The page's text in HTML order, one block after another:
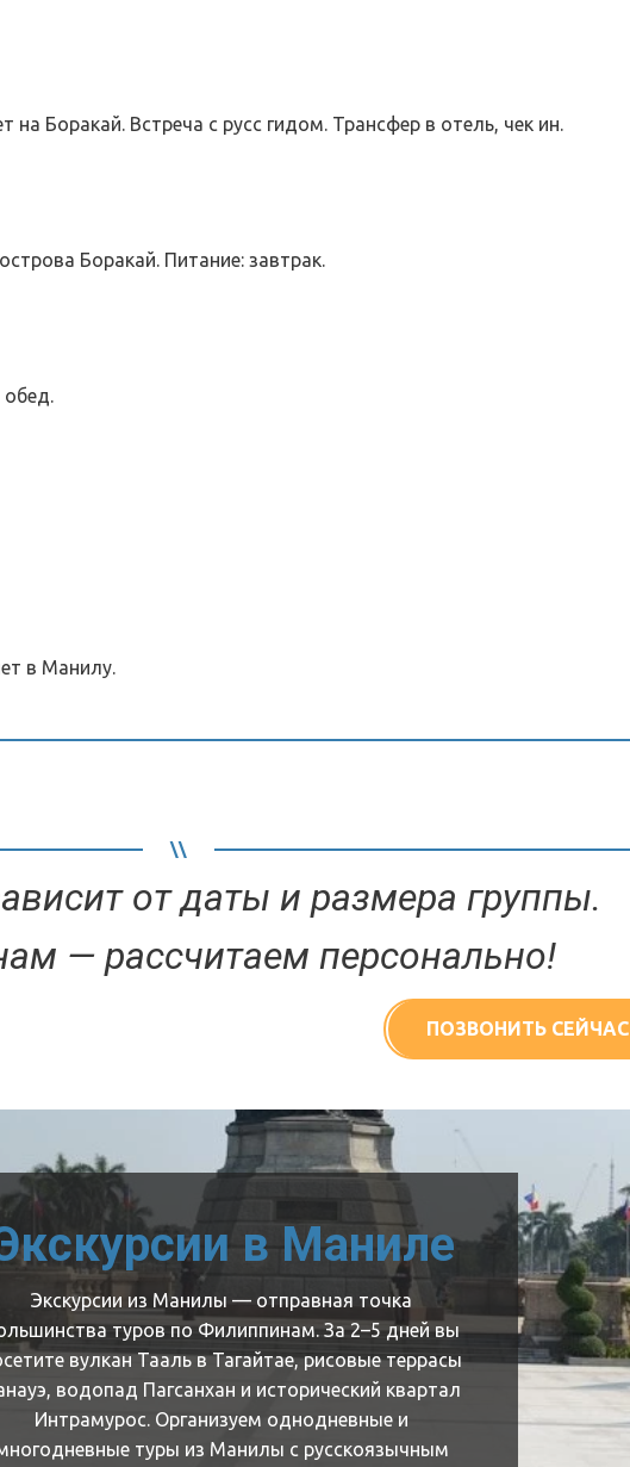
на Боракай. Встреча с русс гидом. Трансфер в отель, чек ин.
Боракай. Питание: завтрак.
обед.
в Манилу.
от даты и размера группы.
— рассчитаем персонально!
ПОЗВОНИТЬ СЕЙЧАС
в Маниле
Экскурсии из Манилы — отправная точка
туров по Филиппинам. За 2–5 дней вы
вулкан Тааль в Тагайтае, рисовые террасы
водопад Пагсанхан и исторический квартал
Интрамурос. Организуем однодневные и
туры из Манилы с русскоязычным